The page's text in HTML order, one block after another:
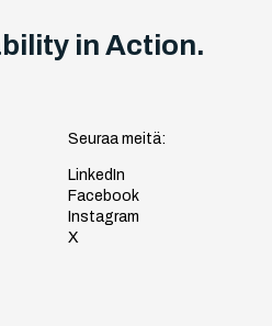
in Action.
Seuraa meitä:
LinkedIn
Facebook
Instagram
X